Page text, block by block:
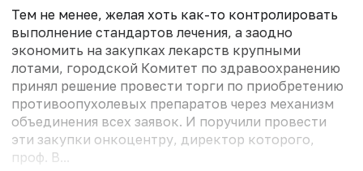
Тем не менее, желая хоть как-то контролировать
выполнение стандартов лечения, а заодно
экономить на закупках лекарств крупными
лотами, городской Комитет по здравоохранению
принял решение провести торги по приобретению
противоопухолевых препаратов через механизм
объединения всех заявок. И поручили провести
эти закупки онкоцентру, директор которого,
проф. В...